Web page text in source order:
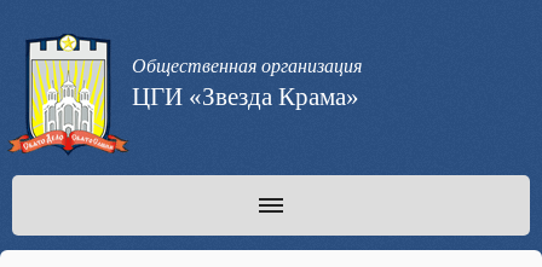
Общественная организация
ЦГИ «Звезда Крама»